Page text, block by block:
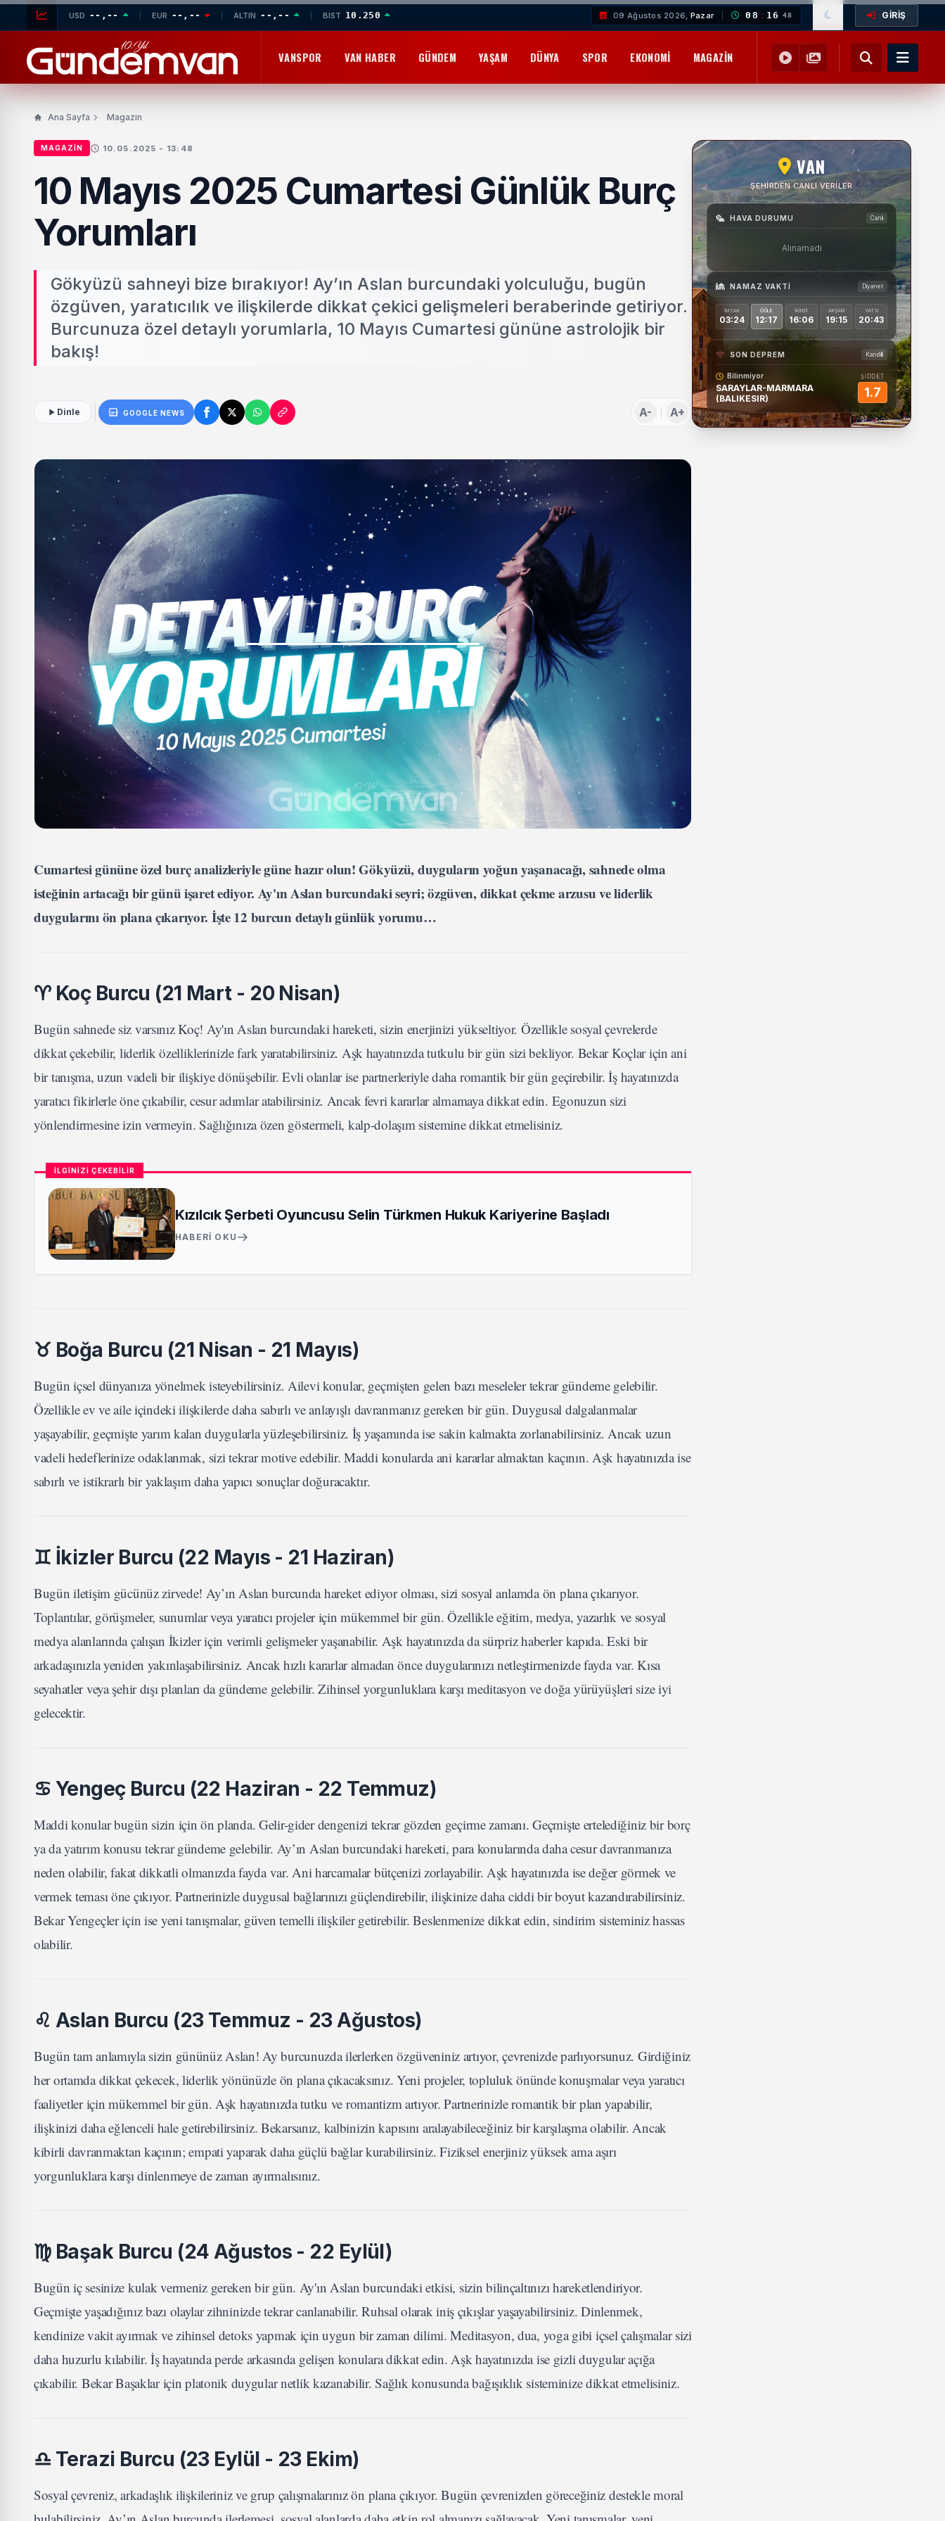
USD --,-- EUR --,-- ALTIN --,-- BIST 10.250 09 Ağustos 2026, Pazar 08 : 16 50 GİRİŞ
VANSPOR VAN HABER GÜNDEM YAŞAM DÜNYA SPOR EKONOMI MAGAZIN YEMEK TARIFLERI SAĞLIK
Ana Sayfa Magazin
MAGAZIN 10.05.2025 - 13:48
10 Mayıs 2025 Cumartesi Günlük Burç
Yorumları
Gökyüzü sahneyi bize bırakıyor! Ay’ın Aslan burcundaki yolculuğu, bugün
özgüven, yaratıcılık ve ilişkilerde dikkat çekici gelişmeleri beraberinde getiriyor.
Burcunuza özel detaylı yorumlarla, 10 Mayıs Cumartesi gününe astrolojik bir
bakış!
Dinle GOOGLE NEWS A- A+
Cumartesi gününe özel burç analizleriyle güne hazır olun! Gökyüzü, duyguların yoğun yaşanacağı, sahnede olma
isteğinin artacağı bir günü işaret ediyor. Ay'ın Aslan burcundaki seyri; özgüven, dikkat çekme arzusu ve liderlik
duygularını ön plana çıkarıyor. İşte 12 burcun detaylı günlük yorumu…
♈ Koç Burcu (21 Mart - 20 Nisan)
Bugün sahnede siz varsınız Koç! Ay'ın Aslan burcundaki hareketi, sizin enerjinizi yükseltiyor. Özellikle sosyal çevrelerde
dikkat çekebilir, liderlik özelliklerinizle fark yaratabilirsiniz. Aşk hayatınızda tutkulu bir gün sizi bekliyor. Bekar Koçlar için ani
bir tanışma, uzun vadeli bir ilişkiye dönüşebilir. Evli olanlar ise partnerleriyle daha romantik bir gün geçirebilir. İş hayatınızda
yaratıcı fikirlerle öne çıkabilir, cesur adımlar atabilirsiniz. Ancak fevri kararlar almamaya dikkat edin. Egonuzun sizi
yönlendirmesine izin vermeyin. Sağlığınıza özen göstermeli, kalp-dolaşım sistemine dikkat etmelisiniz.
İLGİNİZİ ÇEKEBİLİR
Kızılcık Şerbeti Oyuncusu Selin Türkmen Hukuk Kariyerine Başladı
HABERI OKU
♉ Boğa Burcu (21 Nisan - 21 Mayıs)
Bugün içsel dünyanıza yönelmek isteyebilirsiniz. Ailevi konular, geçmişten gelen bazı meseleler tekrar gündeme gelebilir.
Özellikle ev ve aile içindeki ilişkilerde daha sabırlı ve anlayışlı davranmanız gereken bir gün. Duygusal dalgalanmalar
yaşayabilir, geçmişte yarım kalan duygularla yüzleşebilirsiniz. İş yaşamında ise sakin kalmakta zorlanabilirsiniz. Ancak uzun
vadeli hedeflerinize odaklanmak, sizi tekrar motive edebilir. Maddi konularda ani kararlar almaktan kaçının. Aşk hayatınızda ise
sabırlı ve istikrarlı bir yaklaşım daha yapıcı sonuçlar doğuracaktır.
♊ İkizler Burcu (22 Mayıs - 21 Haziran)
Bugün iletişim gücünüz zirvede! Ay’ın Aslan burcunda hareket ediyor olması, sizi sosyal anlamda ön plana çıkarıyor.
Toplantılar, görüşmeler, sunumlar veya yaratıcı projeler için mükemmel bir gün. Özellikle eğitim, medya, yazarlık ve sosyal
medya alanlarında çalışan İkizler için verimli gelişmeler yaşanabilir. Aşk hayatınızda da sürpriz haberler kapıda. Eski bir
arkadaşınızla yeniden yakınlaşabilirsiniz. Ancak hızlı kararlar almadan önce duygularınızı netleştirmenizde fayda var. Kısa
seyahatler veya şehir dışı planları da gündeme gelebilir. Zihinsel yorgunluklara karşı meditasyon ve doğa yürüyüşleri size iyi
gelecektir.
♋ Yengeç Burcu (22 Haziran - 22 Temmuz)
Maddi konular bugün sizin için ön planda. Gelir-gider dengenizi tekrar gözden geçirme zamanı. Geçmişte ertelediğiniz bir borç
ya da yatırım konusu tekrar gündeme gelebilir. Ay’ın Aslan burcundaki hareketi, para konularında daha cesur davranmanıza
neden olabilir, fakat dikkatli olmanızda fayda var. Ani harcamalar bütçenizi zorlayabilir. Aşk hayatınızda ise değer görmek ve
vermek teması öne çıkıyor. Partnerinizle duygusal bağlarınızı güçlendirebilir, ilişkinize daha ciddi bir boyut kazandırabilirsiniz.
Bekar Yengeçler için ise yeni tanışmalar, güven temelli ilişkiler getirebilir. Beslenmenize dikkat edin, sindirim sisteminiz hassas
olabilir.
♌ Aslan Burcu (23 Temmuz - 23 Ağustos)
Bugün tam anlamıyla sizin gününüz Aslan! Ay burcunuzda ilerlerken özgüveniniz artıyor, çevrenizde parlıyorsunuz. Girdiğiniz
her ortamda dikkat çekecek, liderlik yönünüzle ön plana çıkacaksınız. Yeni projeler, topluluk önünde konuşmalar veya yaratıcı
faaliyetler için mükemmel bir gün. Aşk hayatınızda tutku ve romantizm artıyor. Partnerinizle romantik bir plan yapabilir,
ilişkinizi daha eğlenceli hale getirebilirsiniz. Bekarsanız, kalbinizin kapısını aralayabileceğiniz bir karşılaşma olabilir. Ancak
kibirli davranmaktan kaçının; empati yaparak daha güçlü bağlar kurabilirsiniz. Fiziksel enerjiniz yüksek ama aşırı
yorgunluklara karşı dinlenmeye de zaman ayırmalısınız.
♍ Başak Burcu (24 Ağustos - 22 Eylül)
Bugün iç sesinize kulak vermeniz gereken bir gün. Ay'ın Aslan burcundaki etkisi, sizin bilinçaltınızı hareketlendiriyor.
Geçmişte yaşadığınız bazı olaylar zihninizde tekrar canlanabilir. Ruhsal olarak iniş çıkışlar yaşayabilirsiniz. Dinlenmek,
kendinize vakit ayırmak ve zihinsel detoks yapmak için uygun bir zaman dilimi. Meditasyon, dua, yoga gibi içsel çalışmalar sizi
daha huzurlu kılabilir. İş hayatında perde arkasında gelişen konulara dikkat edin. Aşk hayatınızda ise gizli duygular açığa
çıkabilir. Bekar Başaklar için platonik duygular netlik kazanabilir. Sağlık konusunda bağışıklık sisteminize dikkat etmelisiniz.
♎ Terazi Burcu (23 Eylül - 23 Ekim)
Sosyal çevreniz, arkadaşlık ilişkileriniz ve grup çalışmalarınız ön plana çıkıyor. Bugün çevrenizden göreceğiniz destekle moral
VAN
ŞEHIRDEN CANLI VERILER
HAVA DURUMU Canlı
Alınamadı
NAMAZ VAKTI Diyanet
İMSAK
03:24
ÖĞLE
12:17
İKINDI
16:06
AKŞAM
19:15
YATSI
20:43
SON DEPREM Kandilli
Bilinmiyor
SARAYLAR-MARMARA
(BALIKESIR)
ŞİDDET
1.7